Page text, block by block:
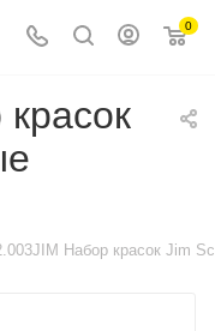
0
Набор красок Jim